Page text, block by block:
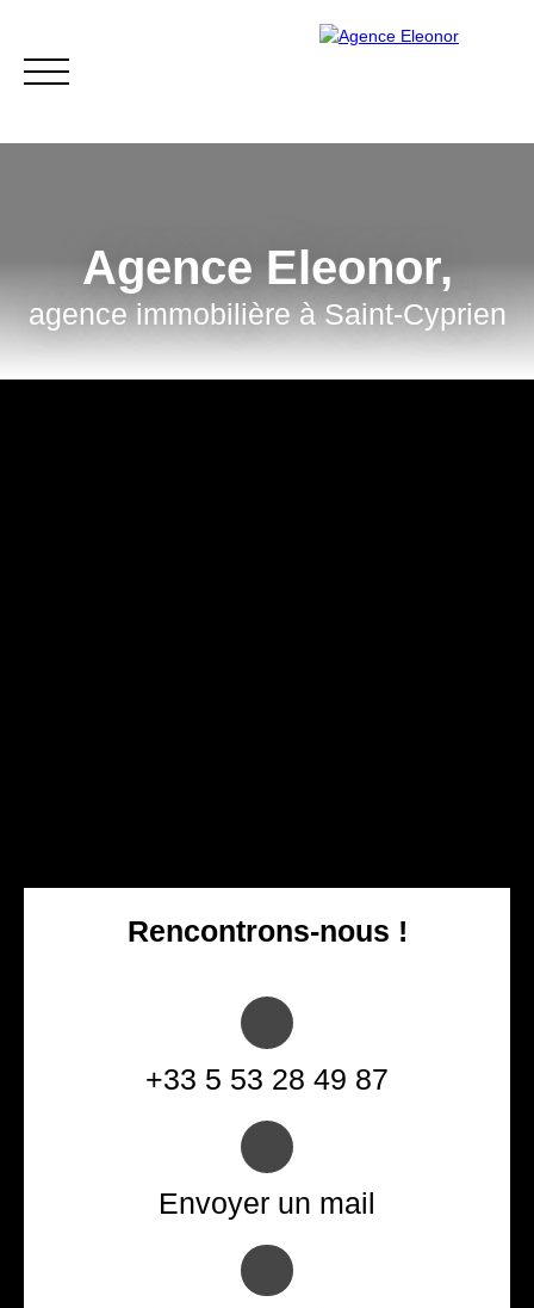
Agence Eleonor,
agence immobilière àSaint-Cyprien
Rencontrons-nous !
+33 5 53 28 49 87
Envoyer un mail